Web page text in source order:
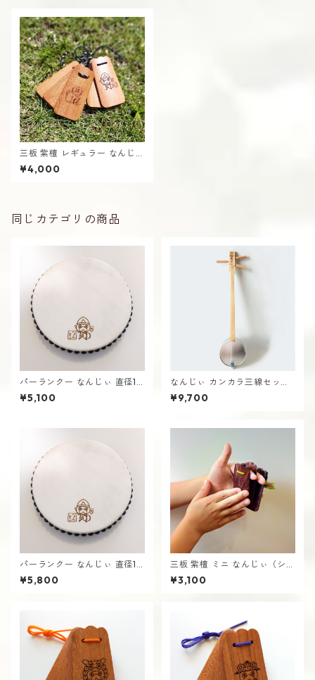
三板 紫檀 レギュラー なんじぃ
（エイサー）さんば 沖縄 南城
市
¥4,000
同じカテゴリの商品
パーランクー なんじぃ 直径15
cm バチ付き 水牛皮製 エイサ
ー用 太鼓 沖縄 南城市
¥5,100
なんじぃ カンカラ三線セット
基本付属品付き かんから さん
しん 沖縄 南城市
¥9,700
パーランクー なんじぃ 直径18
cm バチ付き 水牛皮製 エイサ
ー用 太鼓 沖縄 南城市
¥5,800
三板 紫檀 ミニ なんじぃ（シー
¥3,100